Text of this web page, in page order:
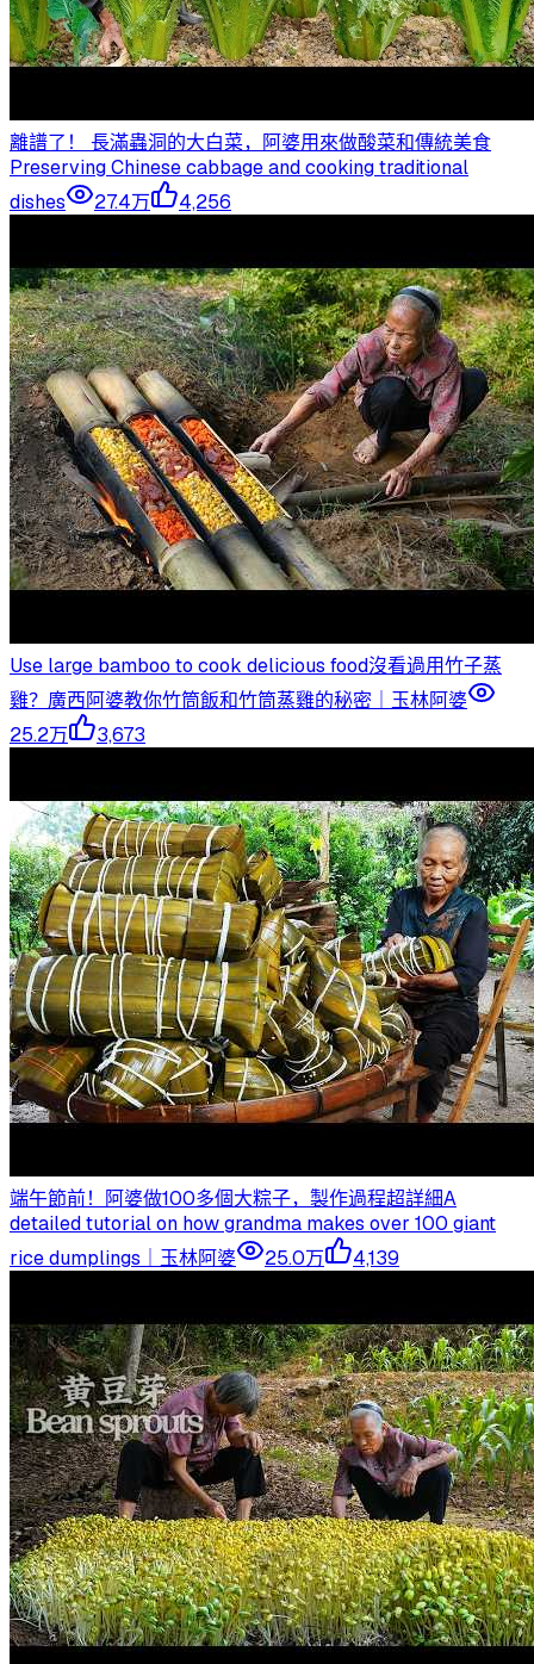
離譜了！ 長滿蟲洞的大白菜，阿婆用來做酸菜和傳統美食
Preserving Chinese cabbage and cooking traditional
dishes
27.4万 4,256
Use large bamboo to cook delicious food沒看過用竹子蒸
雞？廣西阿婆教你竹筒飯和竹筒蒸雞的秘密｜玉林阿婆
25.2万
3,673
端午節前！阿婆做100多個大粽子，製作過程超詳細A
detailed tutorial on how grandma makes over 100 giant
rice dumplings｜玉林阿婆
25.0万 4,139